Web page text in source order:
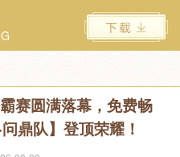
赛圆满落幕，免费畅
鼎队】登顶荣耀！